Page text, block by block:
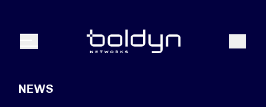
Menu Search
NEWS